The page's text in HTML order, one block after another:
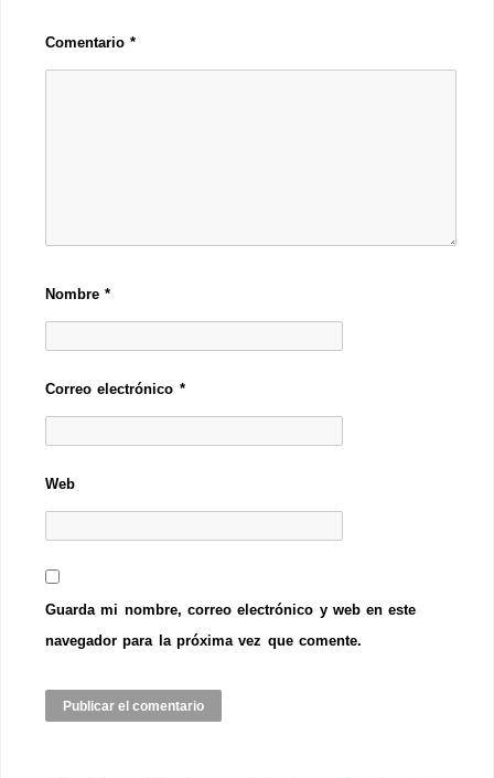
Comentario*
Nombre*
Correo electrónico *
Web
Guarda mi nombre, correo electrónico y web en este
navegador para la próxima vez que comente.